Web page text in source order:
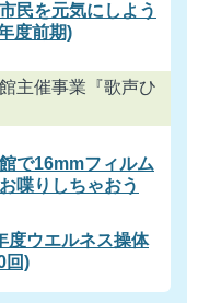
民を元気にしよう
度前期)
主催事業『歌声ひ
で16mmフィルム
喋りしちゃおう
度ウエルネス操体
回)